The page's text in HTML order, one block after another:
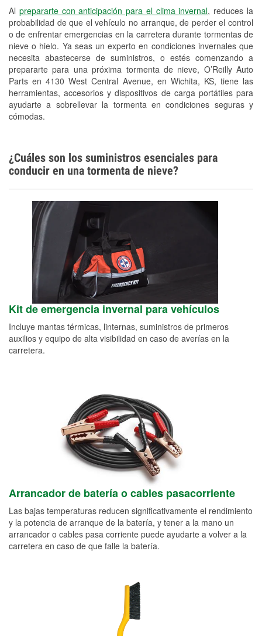
Al prepararte con anticipación para el clima invernal, reduces la
probabilidad de que el vehículo no arranque, de perder el control
o de enfrentar emergencias en la carretera durante tormentas de
nieve o hielo. Ya seas un experto en condiciones invernales que
necesita abastecerse de suministros, o estés comenzando a
prepararte para una próxima tormenta de nieve, O’Reilly Auto
Parts en 4130 West Central Avenue, en Wichita, KS, tiene las
herramientas, accesorios y dispositivos de carga portátiles para
ayudarte a sobrellevar la tormenta en condiciones seguras y
cómodas.
Snowstorm Supplies
Tornado Supplies
Conoce más
¿Cuáles son los suministros esenciales para
conducir en una tormenta de nieve?
Kit de emergencia invernal para vehículos
Incluye mantas térmicas, linternas, suministros de primeros
auxilios y equipo de alta visibilidad en caso de averías en la
carretera.
Arrancador de batería o cables pasacorriente
Las bajas temperaturas reducen significativamente el rendimiento
y la potencia de arranque de la batería, y tener a la mano un
arrancador o cables pasa corriente puede ayudarte a volver a la
carretera en caso de que falle la batería.